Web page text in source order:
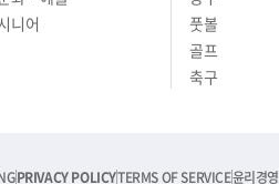
니어
풋볼
골프
축구
PRIVACY POLICYTERMS OF SERVICE윤리경영